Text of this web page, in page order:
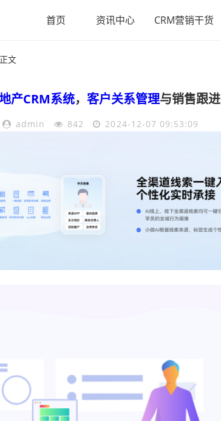
首页 资讯中心 CRM营销干货
文
产CRM系统， 客户关系管理与销售跟进
admin 842 2024-12-07 09:53:09